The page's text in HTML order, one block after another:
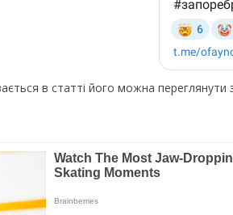
в статті його можна переглянути